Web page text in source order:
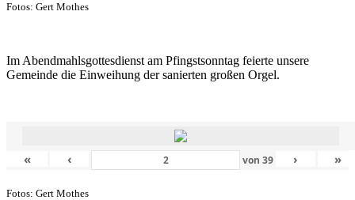
Fotos: Gert Mothes
Im Abendmahlsgottesdienst am Pfingstsonntag feierte unsere
Gemeinde die Einweihung der sanierten großen Orgel.
« ‹ von39 › »
Fotos: Gert Mothes